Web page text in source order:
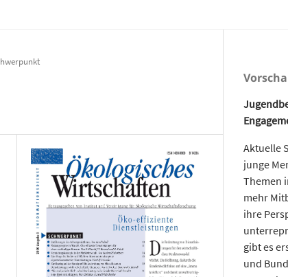
Aktuelle
junge
Themen
mehr
ihre
gibt es
und